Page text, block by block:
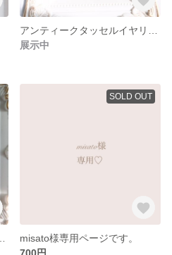
展示中
SOLD OUT
misato様専用ページです。
700円